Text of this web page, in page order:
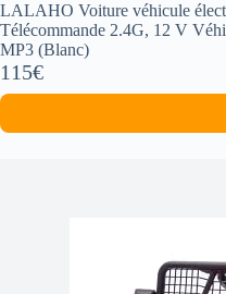
LALAHO Voiture véhicule
Télécommande 2.4G, 12 V
MP3 (Blanc)
115€